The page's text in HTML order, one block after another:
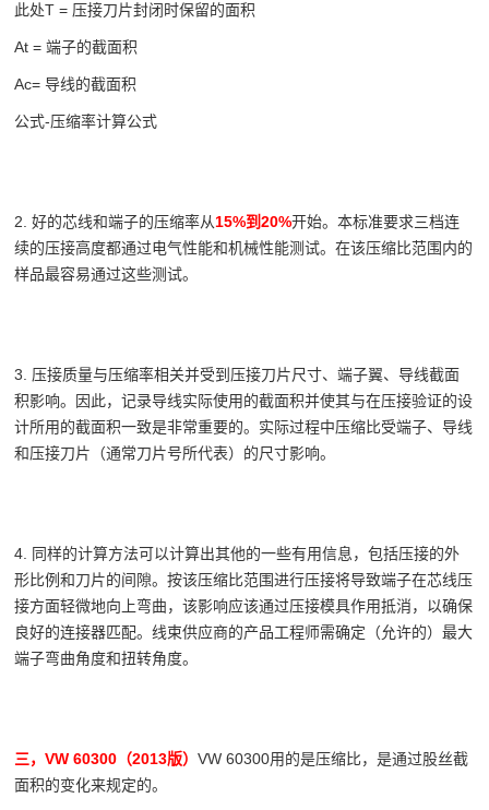
此处T = 压接刀片封闭时保留的面积
At = 端子的截面积
Ac= 导线的截面积
公式-压缩率计算公式
2. 好的芯线和端子的压缩率从15%到20%开始。本标准要求三档连
续的压接高度都通过电气性能和机械性能测试。在该压缩比范围内的
样品最容易通过这些测试。
3. 压接质量与压缩率相关并受到压接刀片尺寸、端子翼、导线截面
积影响。因此，记录导线实际使用的截面积并使其与在压接验证的设
计所用的截面积一致是非常重要的。实际过程中压缩比受端子、导线
和压接刀片（通常刀片号所代表）的尺寸影响。
4. 同样的计算方法可以计算出其他的一些有用信息，包括压接的外
形比例和刀片的间隙。按该压缩比范围进行压接将导致端子在芯线压
接方面轻微地向上弯曲，该影响应该通过压接模具作用抵消，以确保
良好的连接器匹配。线束供应商的产品工程师需确定（允许的）最大
端子弯曲角度和扭转角度。
三，VW 60300（2013版）VW 60300用的是压缩比，是通过股丝截
面积的变化来规定的。